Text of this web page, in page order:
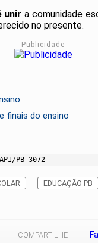
unir a comunidade
no presente.
Publicidade
finais do ensino
PB 3072
EDUCAÇÃO PB
COMPARTILHE